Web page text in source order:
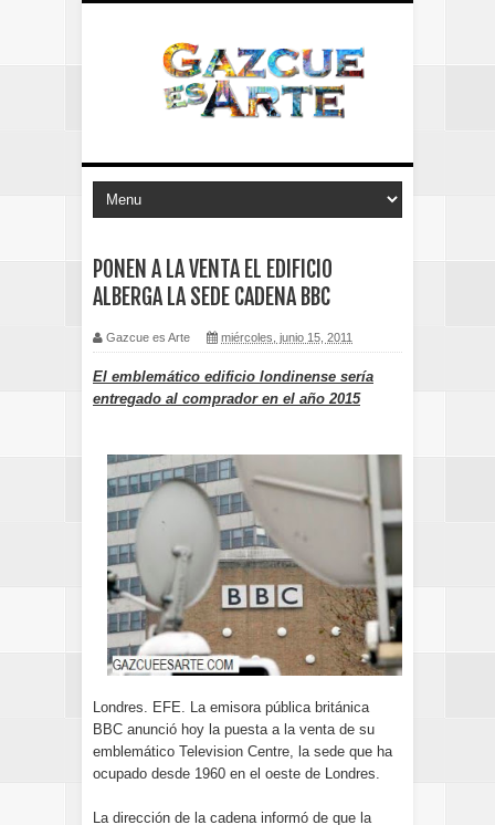
PONEN A LA VENTA EL EDIFICIO
ALBERGA LA SEDE CADENA BBC
Gazcue es Arte miércoles, junio 15, 2011
El emblemático edificio londinense sería
entregado al comprador en el año 2015
Londres. EFE. La emisora pública británica
BBC anunció hoy la puesta a la venta de su
emblemático Television Centre, la sede que ha
ocupado desde 1960 en el oeste de Londres.
La dirección de la cadena informó de que la